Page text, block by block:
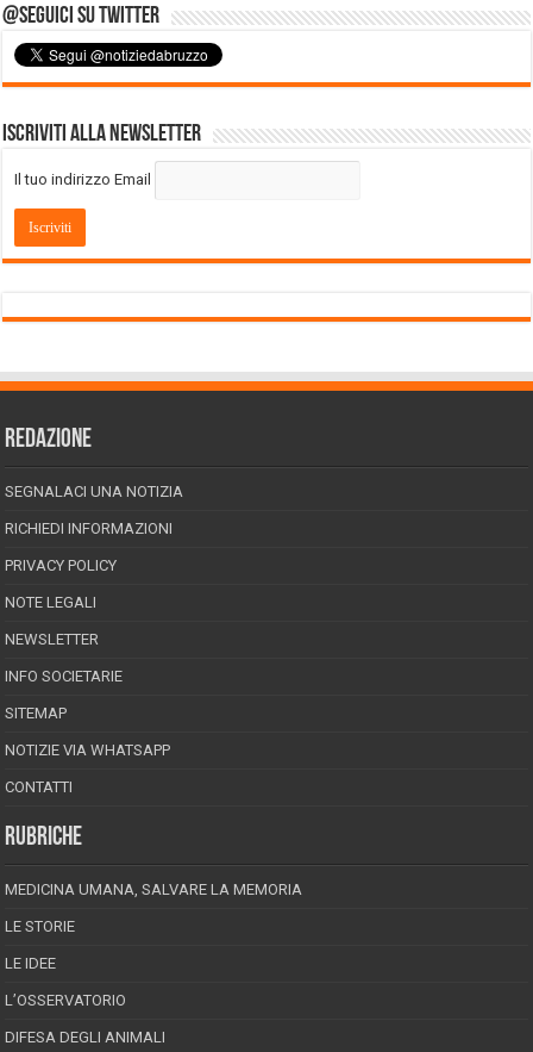
@Seguici su Twitter
Iscriviti alla Newsletter
Il tuo indirizzo Email
REDAZIONE
SEGNALACI UNA NOTIZIA
RICHIEDI INFORMAZIONI
PRIVACY POLICY
NOTE LEGALI
NEWSLETTER
INFO SOCIETARIE
SITEMAP
NOTIZIE VIA WHATSAPP
CONTATTI
RUBRICHE
MEDICINA UMANA, SALVARE LA MEMORIA
LE STORIE
LE IDEE
L’OSSERVATORIO
DIFESA DEGLI ANIMALI